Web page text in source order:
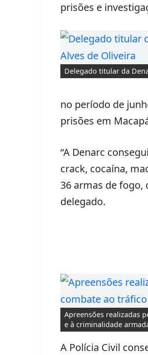
prisões e
Delegado titular da
no período de
prisões em
“A Denarc
crack, cocaína,
36 armas de fogo,
delegado.
Apreensões realizadas
e à criminalidade
A Polícia Civil